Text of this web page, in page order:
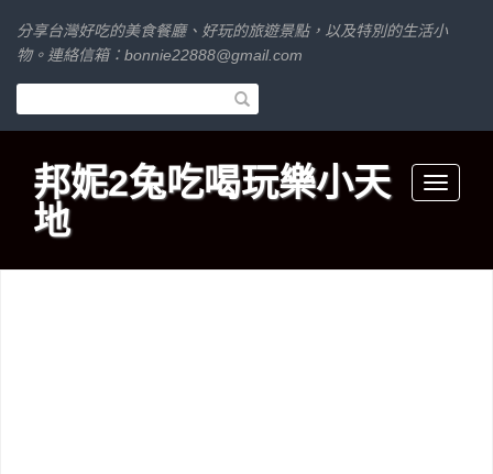
分享台灣好吃的美食餐廳、好玩的旅遊景點，以及特別的生活小
物。連絡信箱： bonnie22888@gmail.com
Toggle
邦妮2兔吃喝玩樂小天
地